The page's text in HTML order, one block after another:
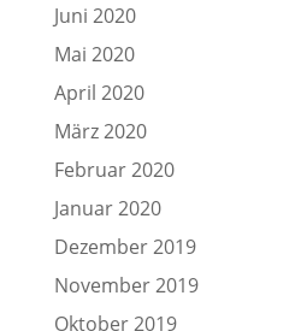
Juni 2020
Mai 2020
April 2020
März 2020
Februar 2020
Januar 2020
Dezember 2019
November 2019
Oktober 2019